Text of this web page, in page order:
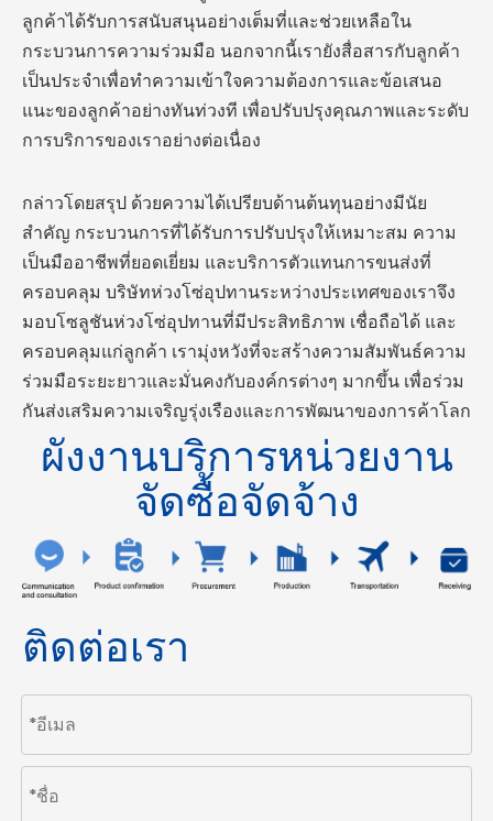
ลูกค้าได้รับการสนับสนุนอย่างเต็มที่และช่วยเหลือใน
กระบวนการความร่วมมือ นอกจากนี้เรายังสื่อสารกับลูกค้า
เป็นประจำเพื่อทำความเข้าใจความต้องการและข้อเสนอ
แนะของลูกค้าอย่างทันท่วงที เพื่อปรับปรุงคุณภาพและระดับ
การบริการของเราอย่างต่อเนื่อง
กล่าวโดยสรุป ด้วยความได้เปรียบด้านต้นทุนอย่างมีนัย
สำคัญ กระบวนการที่ได้รับการปรับปรุงให้เหมาะสม ความ
เป็นมืออาชีพที่ยอดเยี่ยม และบริการตัวแทนการขนส่งที่
ครอบคลุม บริษัทห่วงโซ่อุปทานระหว่างประเทศของเราจึง
มอบโซลูชันห่วงโซ่อุปทานที่มีประสิทธิภาพ เชื่อถือได้ และ
ครอบคลุมแก่ลูกค้า เรามุ่งหวังที่จะสร้างความสัมพันธ์ความ
ร่วมมือระยะยาวและมั่นคงกับองค์กรต่างๆ มากขึ้น เพื่อร่วม
กันส่งเสริมความเจริญรุ่งเรืองและการพัฒนาของการค้าโลก
ผังงานบริการหน่วยงาน
จัดซื้อจัดจ้าง
ติดต่อเรา